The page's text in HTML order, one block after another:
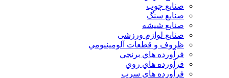
صنایع چوب
صنایع سنگ
صنایع شیشه
صنایع لوازم ورزشی
ظروف و قطعات آلومينيومي
فرآورده هاي برنجي
فرآورده هاي روي
فرآورده هاي سرب